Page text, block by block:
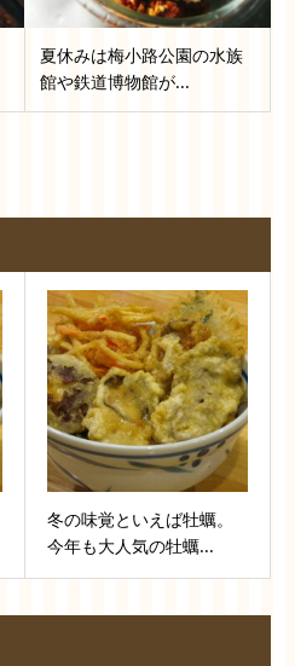
夏休みは梅小路公園の水族
館や鉄道博物館が...
冬の味覚といえば牡蠣。
今年も大人気の牡蠣...